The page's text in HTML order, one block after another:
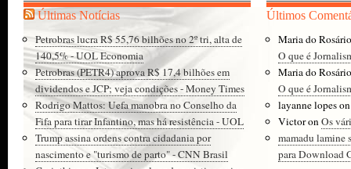
Últimas Notícias
Petrobras lucra R$ 55,76 bilhões no 2º tri, alta de
140,5% - UOL Economia
Petrobras (PETR4) aprova R$ 17,4 bilhões em
dividendos e JCP; veja condições - Money Times
Rodrigo Mattos: Uefa manobra no Conselho da
Fifa para tirar Infantino, mas há resistência - UOL
Trump assina ordens contra cidadania por
nascimento e "turismo de parto" - CNN Brasil
Últimos
Maria do
O que é
Maria do
O que é
layanne lopes
VictoronOs
mamadu lamine
para Download